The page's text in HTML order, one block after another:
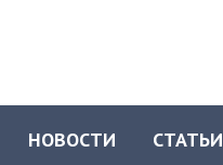
трудно найти людей, более
Это только
НОВОСТИ СТАТЬИ